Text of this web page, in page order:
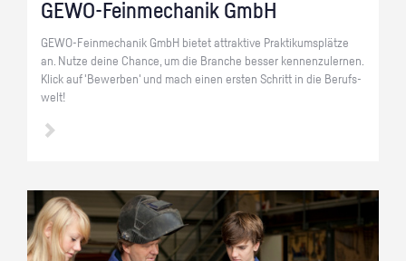
GE­WO-Fein­me­cha­nik GmbH
GE­WO-Fein­me­cha­nik GmbH bie­tet at­trak­ti­ve Prak­ti­kums­plät­ze
an. Nutze deine Chan­ce, um die Bran­che bes­ser ken­nen­zu­ler­nen.
Klick auf 'Be­wer­ben' und mach einen ers­ten Schritt in die Be­rufs­
welt!